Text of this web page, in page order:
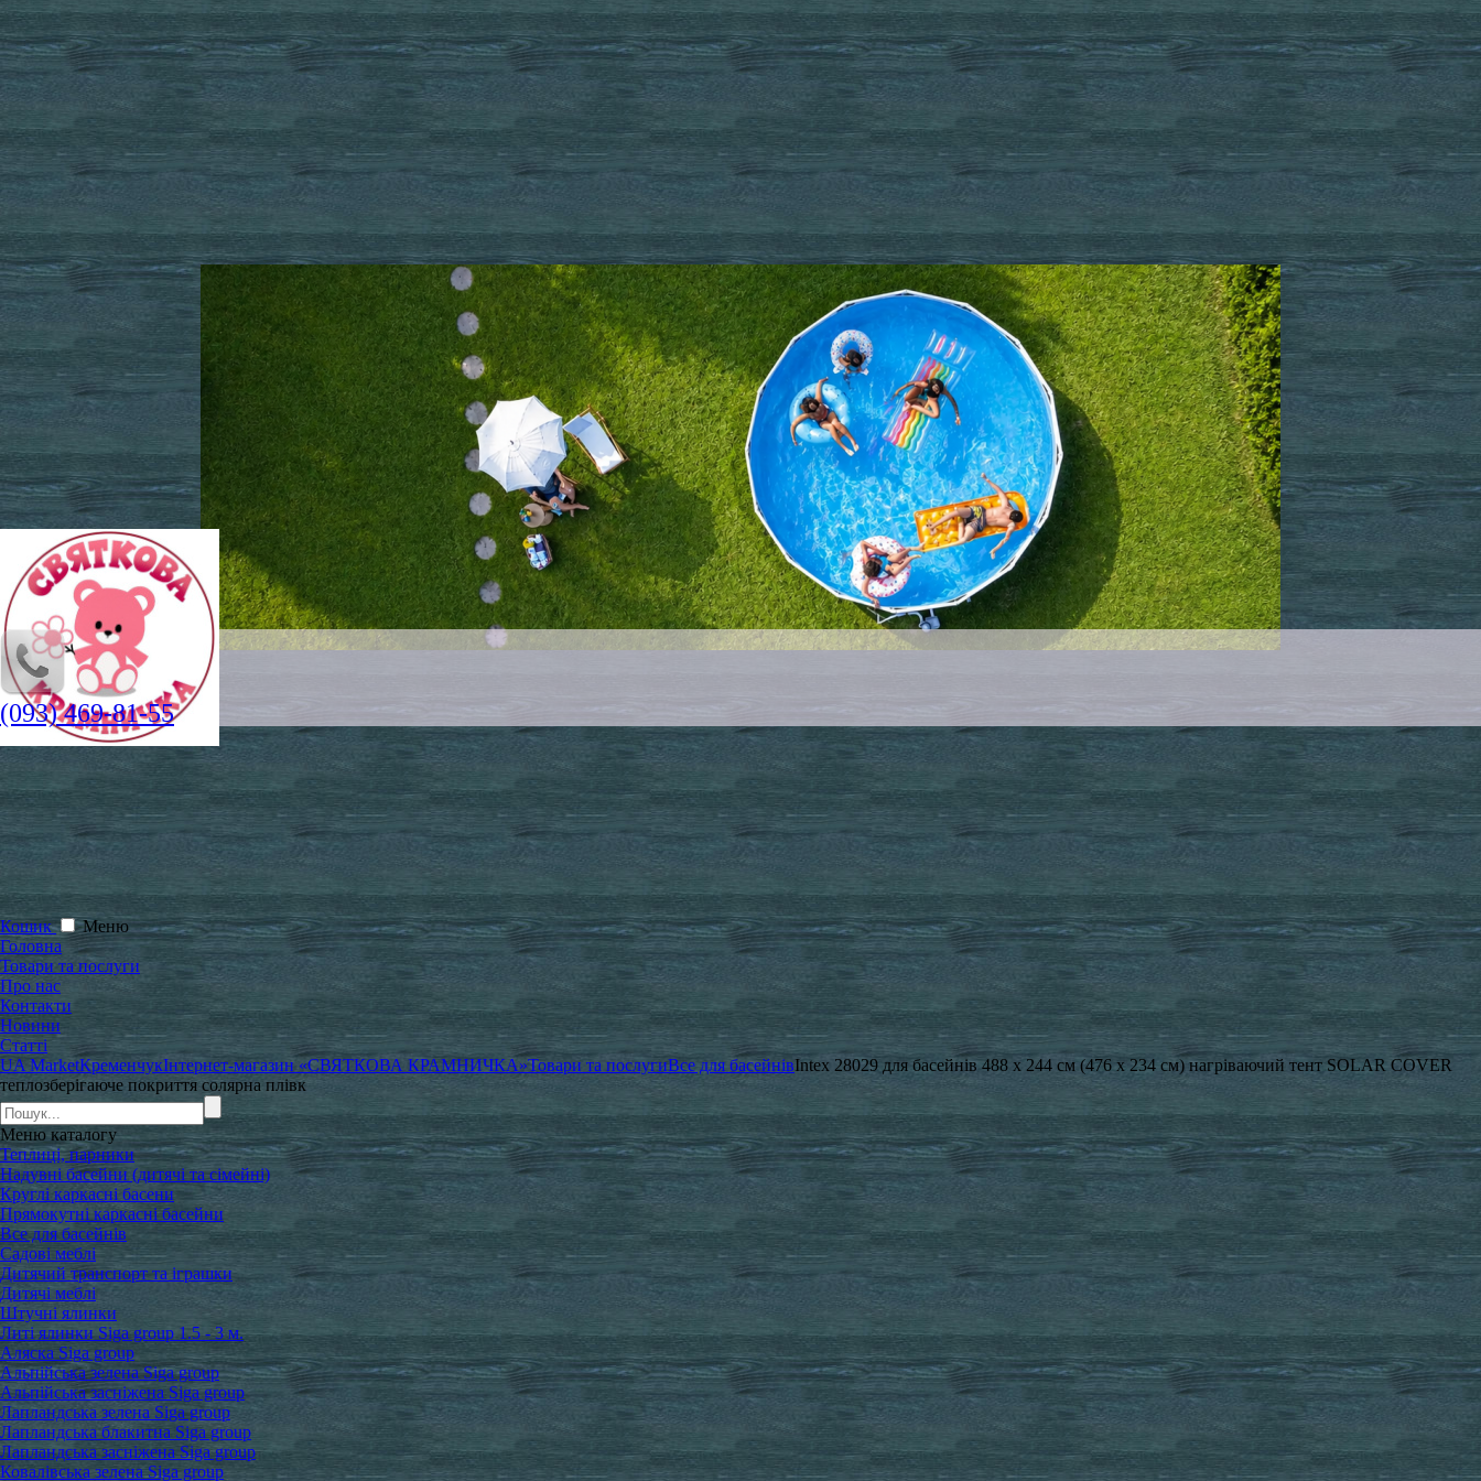
(093) 469-81-55
Кошик
Меню
Головна
Товари та послуги
Про нас
Контакти
Новини
Статті
UA MarketКременчукІнтернет-магазин «СВЯТКОВА КРАМНИЧКА»Товари та послугиВсе для басейнівIntex 28029 для басейнів 488 x 244 см (476 x 234 см) нагріваючий тент SOLAR COVER
теплозберігаюче покриття солярна плівк
Меню каталогу
Теплиці, парники
Надувні басейни (дитячі та сімейні)
Круглі каркасні басени
Прямокутні каркасні басейни
Все для басейнів
Садові меблі
Дитячий транспорт та іграшки
Дитячі меблі
Штучні ялинки
Литі ялинки Siga group 1.5 - 3 м.
Аляска Siga group
Альпійська зелена Siga group
Альпійська засніжена Siga group
Лапландська зелена Siga group
Лапландська блакитна Siga group
Лапландська засніжена Siga group
Ковалівська зелена Siga group